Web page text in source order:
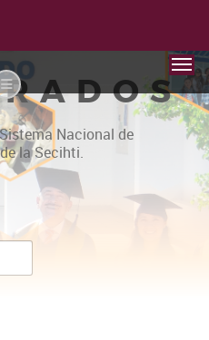
Nacional de
la Secihti.